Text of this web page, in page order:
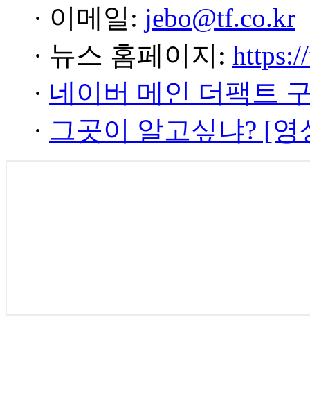
· 이메일: jebo@tf.co.kr
· 뉴스 홈페이지:
· 네이버 메인 더팩트
· 그곳이 알고싶냐? [